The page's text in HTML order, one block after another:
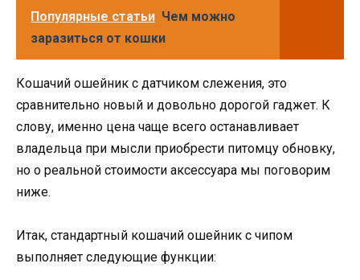
Популярные статьи Чем можно
заразиться от кошки
Кошачий ошейник с датчиком слежения, это
сравнительно новый и довольно дорогой гаджет. К
слову, именно цена чаще всего останавливает
владельца при мысли приобрести питомцу обновку,
но о реальной стоимости аксессуара мы поговорим
ниже.
Итак, стандартный кошачий ошейник с чипом
выполняет следующие функции: